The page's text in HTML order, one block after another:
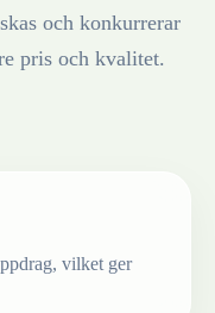
och konkurrerar
pris och kvalitet.
vilket ger